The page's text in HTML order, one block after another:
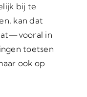
bij te
kan dat
in
toetsen
ook op